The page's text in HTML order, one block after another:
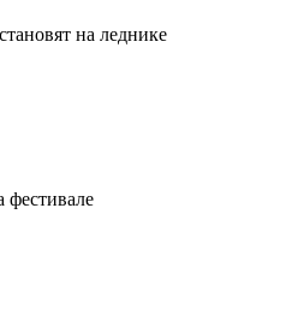
на леднике
фестивале